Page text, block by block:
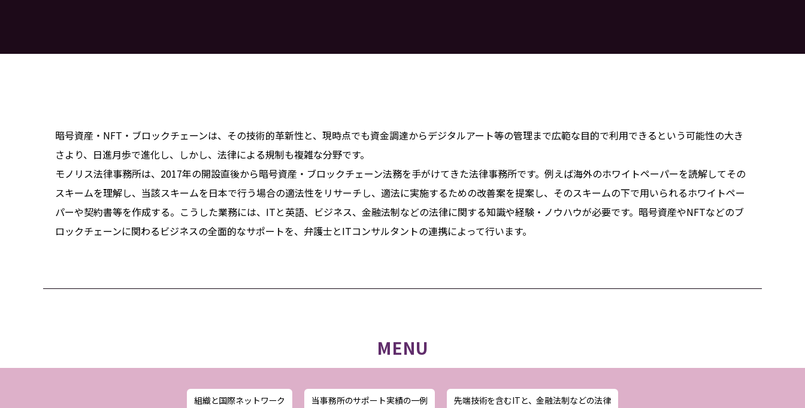
暗号資産・NFT・ブロックチェーンは、その技術的革新性と、現時点でも資金調達からデジタルアート等の管理まで広範な目的で利用できるという可能性の大き
さより、日進月歩で進化し、しかし、法律による規制も複雑な分野です。
モノリス法律事務所は、2017年の開設直後から暗号資産・ブロックチェーン法務を手がけてきた法律事務所です。例えば海外のホワイトペーパーを読解してその
スキームを理解し、当該スキームを日本で行う場合の適法性をリサーチし、適法に実施するための改善案を提案し、そのスキームの下で用いられるホワイトペー
パーや契約書等を作成する。こうした業務には、ITと英語、ビジネス、金融法制などの法律に関する知識や経験・ノウハウが必要です。暗号資産やNFTなどのブ
ロックチェーンに関わるビジネスの全面的なサポートを、弁護士とITコンサルタントの連携によって行います。
MENU
組織と国際ネットワーク 当事務所のサポート実績の一例 先端技術を含むITと、金融法制などの法律